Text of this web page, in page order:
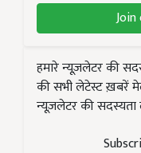
हमारे न्यूज़लेटर की
की सभी लेटेस्ट ख़बरें
न्यूज़लेटर की सदस्यता